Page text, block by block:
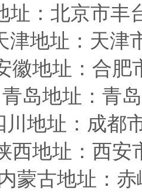
址：北京市丰
津地址 ：天津
徽地址 ：合
青岛地址 ：青
川 地址 ：成都
西地址 ：西
蒙古地址：